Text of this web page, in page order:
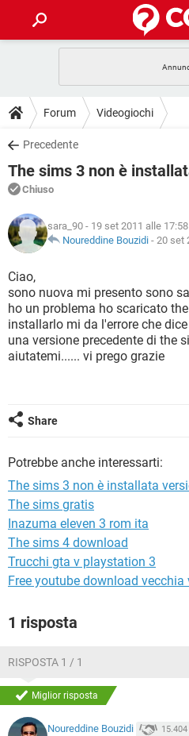
INTRATTENIMENTO
iOS
INSTAGRAM
TIKTOK
HARDWARE
GUIDE
COVID-19
iOS
INSTAGRAM
TIKTOK
DOWNLOAD
COVID-19
INTRATTENIMENTO
iOS
INSTAGRAM
TIKTOK
HARDWARE
FORUM
COVID-19
INTRATTENIMENTO
INSTAGRAM
TIKTOK
HARDWARE
GLOSSARIO
COVID-19
INTRATTENIMENTO
iOS
INSTAGRAM
TIKTOK
Forum Videogiochi
Precedente
The sims 3 non è
Chiuso
sara_90 - 19 set 2011 alle 17:58
Noureddine Bouzidi - 20 set
Ciao,
sono nuova mi presento sono
ho un problema ho scaricato
installarlo mi da l'errore che
una versione precedente di the
aiutatemi...... vi prego grazie
Share
Potrebbe anche interessarti:
The sims 3 non è installata
The sims gratis
Inazuma eleven 3 rom ita
The sims 4 download
Trucchi gta v playstation 3
Free youtube download vecchia
1 risposta
RISPOSTA 1 / 1
Miglior risposta
Noureddine Bouzidi 15.404